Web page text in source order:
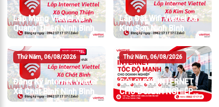
Lắp Mạng Viettel Xã
Quang Thiện Ninh Bình
Lắp Đặt Wifi Viettel Xã
Kim Sơn Ninh Bình
Thứ Năm, 06/08/2026
Đăng Ký Internet Viettel
Xã Chất Bình Ninh Bình
Thứ Năm, 06/08/2026
GÓI CƯỚC INTERNET
CHO DOANH NGHIỆP
TỐC ĐỘ MẠNH